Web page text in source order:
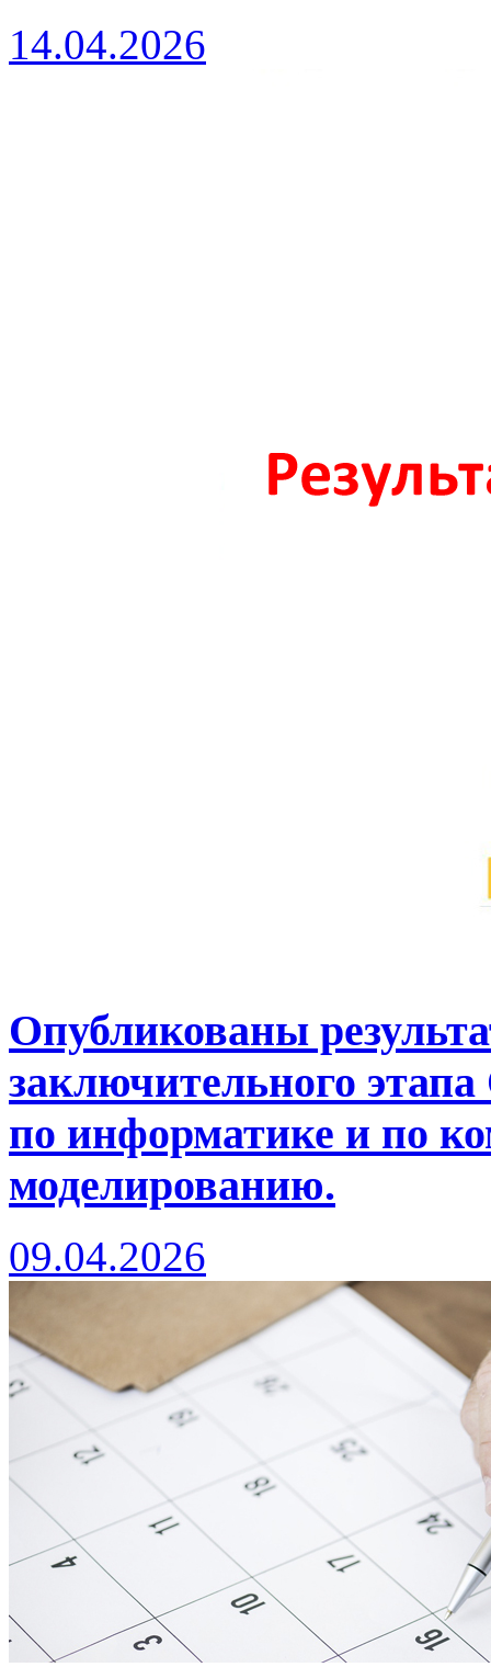
14.04.2026
Опубликованы
заключительного
по информатике и по
моделированию.
09.04.2026